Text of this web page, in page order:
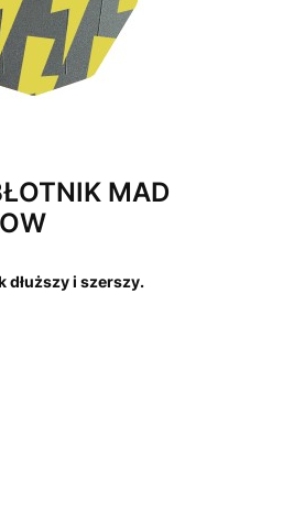
MAD
dłuższy i szerszy.